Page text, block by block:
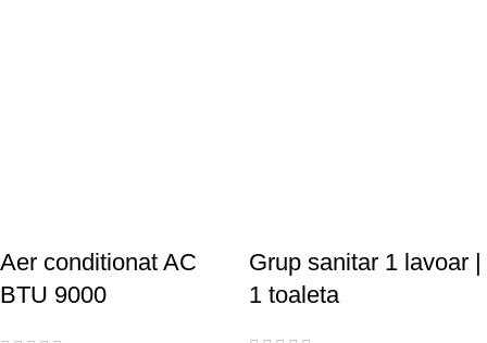
Aer conditionat AC
BTU 9000
Grup sanitar 1 lavoar |
1 toaleta